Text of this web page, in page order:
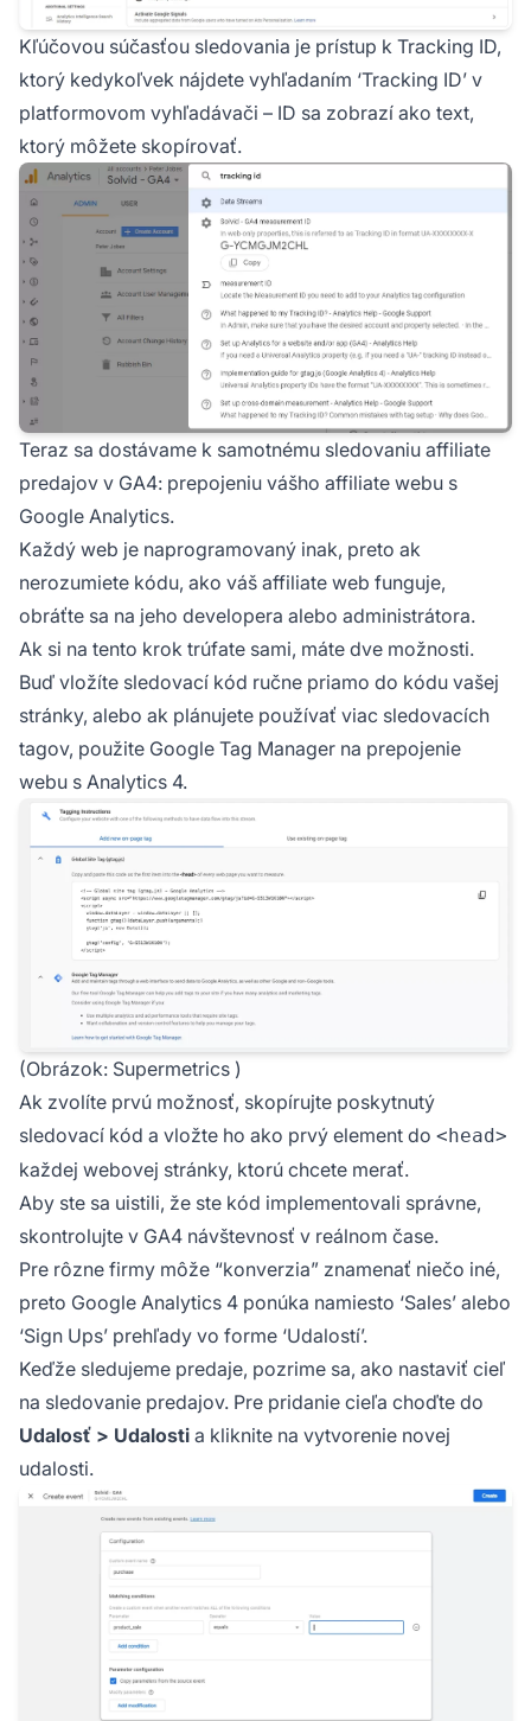
Kľúčovou súčasťou sledovania je prístup k Tracking ID,
ktorý kedykoľvek nájdete vyhľadaním ‘Tracking ID’ v
platformovom vyhľadávači – ID sa zobrazí ako text,
ktorý môžete skopírovať.
Teraz sa dostávame k samotnému sledovaniu affiliate
predajov v GA4: prepojeniu vášho affiliate webu s
Google Analytics.
Každý web je naprogramovaný inak, preto ak
nerozumiete kódu, ako váš affiliate web funguje,
obráťte sa na jeho developera alebo administrátora.
Ak si na tento krok trúfate sami, máte dve možnosti.
Buď vložíte sledovací kód ručne priamo do kódu vašej
stránky, alebo ak plánujete používať viac sledovacích
tagov, použite Google Tag Manager na prepojenie
webu s Analytics 4.
(Obrázok: Supermetrics )
Ak zvolíte prvú možnosť, skopírujte poskytnutý
sledovací kód a vložte ho ako prvý element do <head>
každej webovej stránky, ktorú chcete merať.
Aby ste sa uistili, že ste kód implementovali správne,
skontrolujte v GA4 návštevnosť v reálnom čase.
Pre rôzne firmy môže “konverzia” znamenať niečo iné,
preto Google Analytics 4 ponúka namiesto ‘Sales’ alebo
‘Sign Ups’ prehľady vo forme ‘Udalostí’.
Keďže sledujeme predaje, pozrime sa, ako nastaviť cieľ
na sledovanie predajov. Pre pridanie cieľa choďte do
Udalosť > Udalosti a kliknite na vytvorenie novej
udalosti.